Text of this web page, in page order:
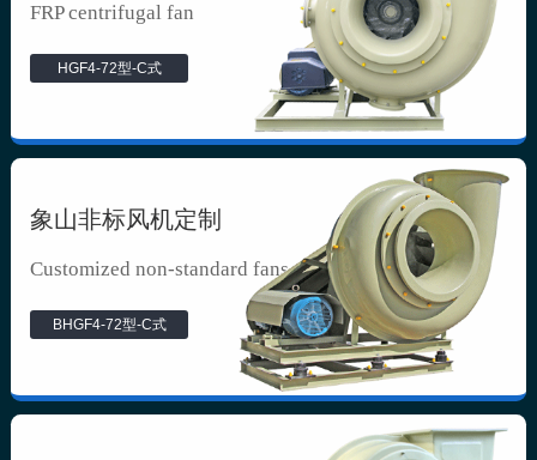
FRP centrifugal fan
HGF4-72型-C式
象山非标风机定制
Customized non-standard fans
BHGF4-72型-C式